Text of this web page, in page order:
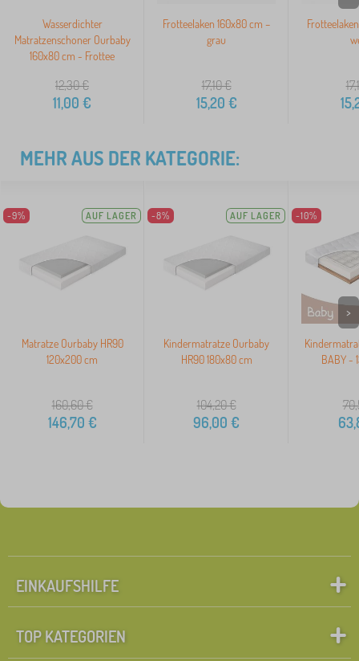
Wasserdichter
Matratzenschoner Ourbaby
160x80 cm - Frottee
12,30€
11,00 €
Frotteelaken 160x80 cm –
grau
17,10€
15,20 €
MEHR AUS DER KATEGORIE:
-9% AUF LAGER
Matratze Ourbaby HR90
120x200 cm
160,60€
146,70 €
-8% AUF LAGER
Kindermatratze Ourbaby
HR90 180x80 cm
104,20€
96,00 €
-10%
BABY -
>
EINKAUFSHILFE
TOP KATEGORIEN